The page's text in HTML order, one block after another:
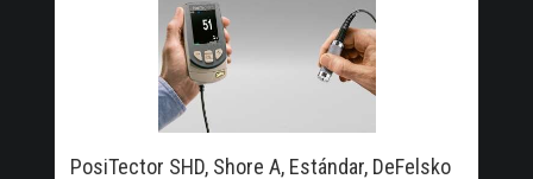
PosiTector SHD, Shore A, Estándar, DeFelsko